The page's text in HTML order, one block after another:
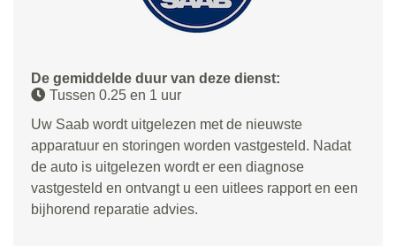
De gemiddelde duur van deze dienst:
Tussen 0.25 en 1 uur
Uw Saab wordt uitgelezen met de nieuwste
apparatuur en storingen worden vastgesteld. Nadat
de auto is uitgelezen wordt er een diagnose
vastgesteld en ontvangt u een uitlees rapport en een
bijhorend reparatie advies.